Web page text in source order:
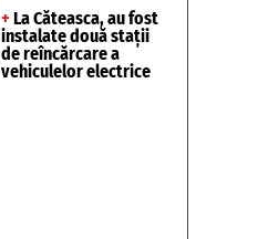
+ La Căteasca, au fost
instalate două stații
de reîncărcare a
vehiculelor electrice